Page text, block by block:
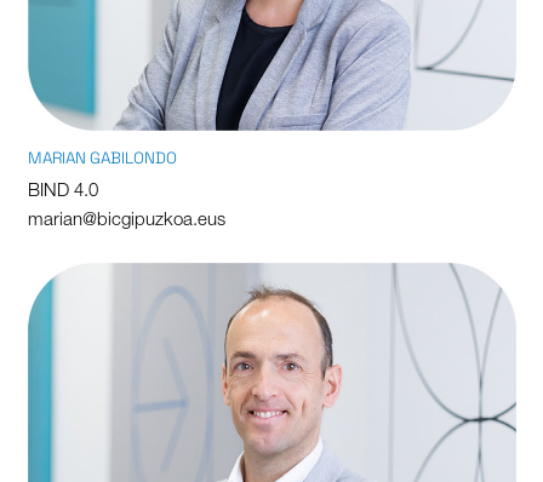
MARIAN GABILONDO
BIND 4.0
marian@bicgipuzkoa.eus